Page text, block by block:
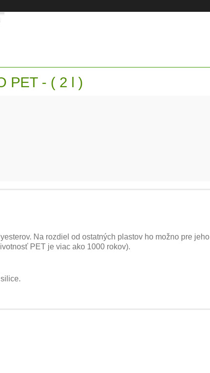
PET - ( 2 l )
Na rozdiel od ostatných plastov ho možno pre jeho
PET je viac ako 1000 rokov).